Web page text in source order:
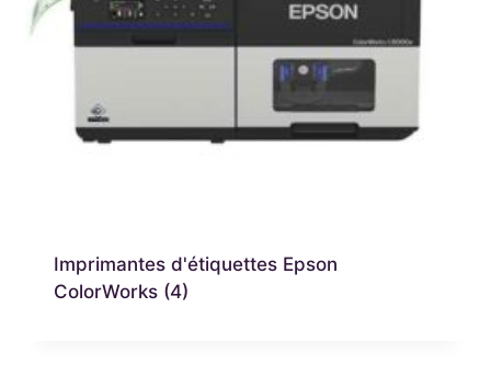
Imprimantes d'étiquettes Epson
ColorWorks (4)